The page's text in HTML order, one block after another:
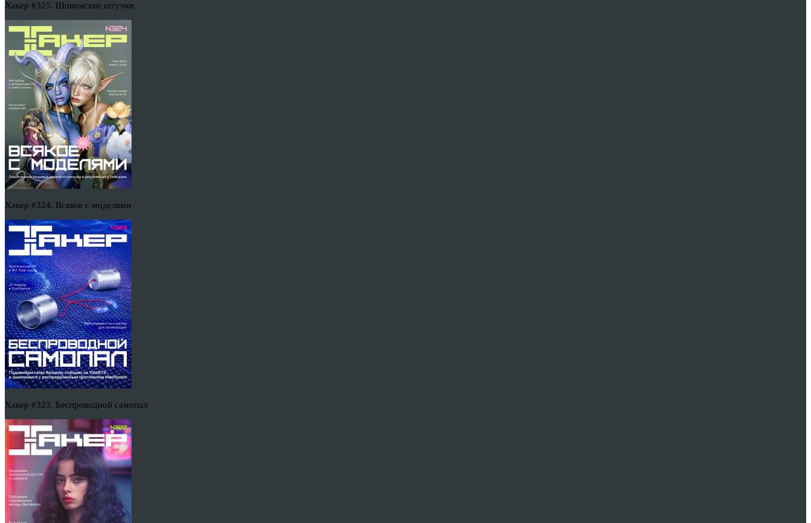
Хакер #325. Шпионские штучки
Хакер #324. Всякое с моделями
Хакер #323. Беспроводной самопал